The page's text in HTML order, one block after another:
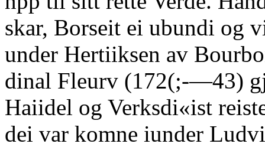
skar, Borseit ei ubundi og
under Hertiiksen av
dinal Fleurv (172(;-—43)
Haiidel og Verksdi«ist
dei var komne iunder